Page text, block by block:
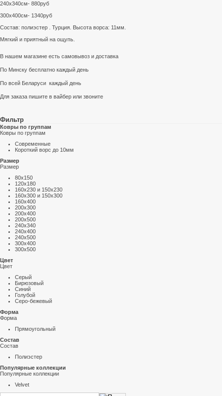
240х340см- 880руб
300х400см- 1340руб
Состав: полиэстер . Турция. Высота ворса: 11мм.
Мягкий и приятный на ощупь.
В нашем магазине есть самовывоз и доставка
По Минску бесплатно каждый день
По всей Беларуси каждый день
Для заказа пишите в вайбер или звоните
Фильтр
Ковры по группам
Ковры по группам
Современные
Короткий ворс до 10мм
Размер
Размер
80х150
120х180
160х230 и 150х230
160х300 и 150х300
160х400
200х300
200х400
200х500
240х340
240х400
240х500
300х400
300х500
Цвет
Цвет
Серый
Бирюзовый
Синий
Голубой
Серо-бежевый
Форма
Форма
Прямоугольный
Состав
Состав
Полиэстер
Популярные коллекции
Популярные коллекции
Velvet